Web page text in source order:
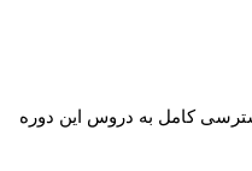
کامل به دروس این دوره